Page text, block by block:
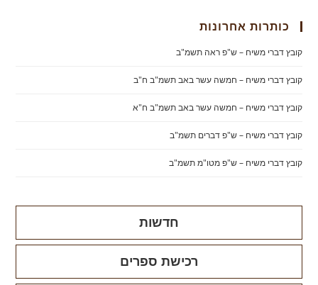
כותרות אחרונות
קובץ דברי משיח – ש"פ ראה תשמ"ב
קובץ דברי משיח – חמשה עשר באב תשמ"ב ח"ב
קובץ דברי משיח – חמשה עשר באב תשמ"ב ח"א
קובץ דברי משיח – ש"פ דברים תשמ"ב
קובץ דברי משיח – ש"פ מטו"מ תשמ"ב
חדשות
רכישת ספרים